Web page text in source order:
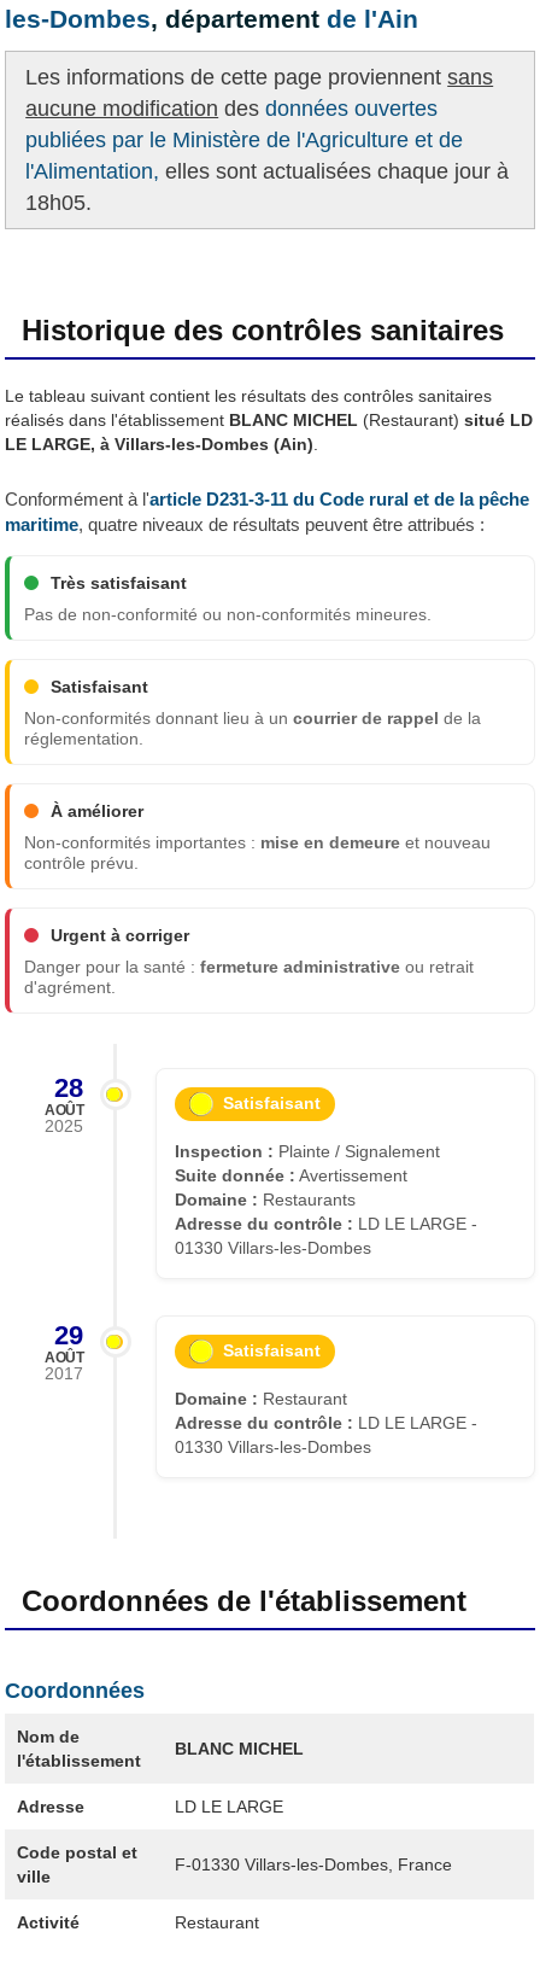
les-Dombes, départementde l'Ain
Les informations de cette page proviennentsans
aucune modification desdonnées ouvertes
publiées par le Ministère de l'Agriculture et de
l'Alimentation, elles sont actualisées chaque jour à
18h05.
Historique des contrôles sanitaires
Le tableau suivant contient les résultats des contrôles sanitaires
réalisés dans l'établissement BLANC MICHEL (Restaurant) situé LD
LE LARGE, à Villars-les-Dombes (Ain)
Conformément à l'article D231-3-11 du Code rural et de la pêche
maritime, quatre niveaux de résultats peuvent être attribués :
Très satisfaisant
Pas de non-conformité ou non-conformités mineures.
Satisfaisant
Non-conformités donnant lieu à uncourrier de rappel de la
réglementation.
À améliorer
Non-conformités importantes : mise en demeure et nouveau
contrôle prévu.
Urgent à corriger
Danger pour la santé :fermeture administrative ou retrait
d'agrément.
28
AOÛT
2025
Satisfaisant
Inspection : Plainte / Signalement
Suite donnée : Avertissement
Domaine : Restaurants
Adresse du contrôle : LD LE LARGE -
01330 Villars-les-Dombes
29
AOÛT
2017
Satisfaisant
Domaine : Restaurant
Adresse du contrôle : LD LE LARGE -
01330 Villars-les-Dombes
Coordonnées de l'établissement
Coordonnées
Nom de
l'établissement
BLANC MICHEL
Adresse LD LE LARGE
Code postal et
ville
F-01330 Villars-les-Dombes, France
Activité Restaurant